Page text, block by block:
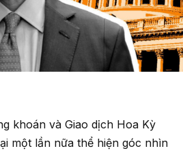
khoán và Giao dịch Hoa Kỳ
một lần nữa thể hiện góc nhìn